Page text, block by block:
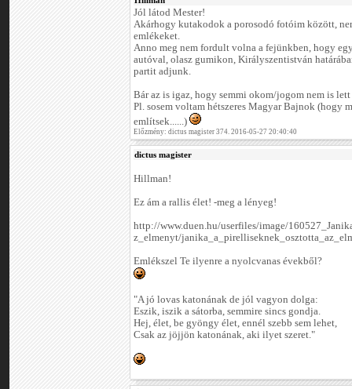
Jól látod Mester!
Akárhogy kutakodok a porosodó fotóim között,
emlékeket.
Anno meg nem fordult volna a fejünkben, hogy
autóval, olasz gumikon, Királyszentistván
partit adjunk.
Bár az is igaz, hogy semmi okom/jogom nem is
Pl. sosem voltam hétszeres Magyar Bajnok (hogy
említsek......)
Előzmény: dictus magister 374. 2016-05-27 20:40:40
dictus magister
Hillman!
Ez ám a rallis élet! -meg a lényeg!
http://www.duen.hu/userfiles/image/
z_elmenyt/
Emlékszel Te ilyenre a nyolcvanas évekből?
"A jó lovas katonának de jól vagyon dolga:
Eszik, iszik a sátorba, semmire sincs gondja.
Hej, élet, be gyöngy élet, ennél szebb sem lehet,
Csak az jöjjön katonának, aki ilyet szeret."